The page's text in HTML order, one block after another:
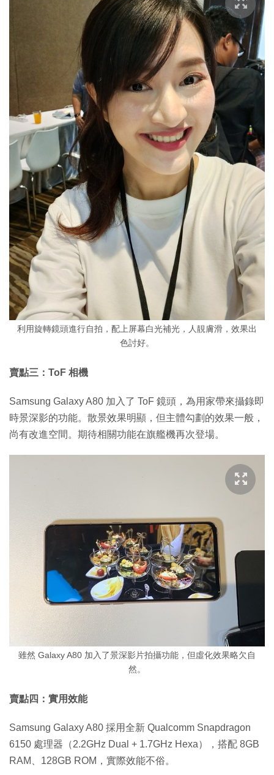
利用旋轉鏡頭進行自拍，配上屏幕白光補光，人靚膚滑，效果出
色討好。
賣點三：ToF 相機
Samsung Galaxy A80 加入了 ToF 鏡頭，為用家帶來攝錄即
時景深影的功能。散景效果明顯，但主體勾劃的效果一般，
尚有改進空間。期待相關功能在旗艦機再次登場。
雖然 Galaxy A80 加入了景深影片拍攝功能，但虛化效果略欠自
然。
賣點四：實用效能
Samsung Galaxy A80 採用全新 Qualcomm Snapdragon
6150 處理器（2.2GHz Dual + 1.7GHz Hexa），搭配 8GB
RAM、128GB ROM，實際效能不俗。